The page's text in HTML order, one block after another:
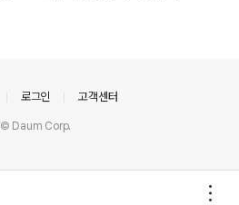
로그인 고객센터
© Daum Corp.